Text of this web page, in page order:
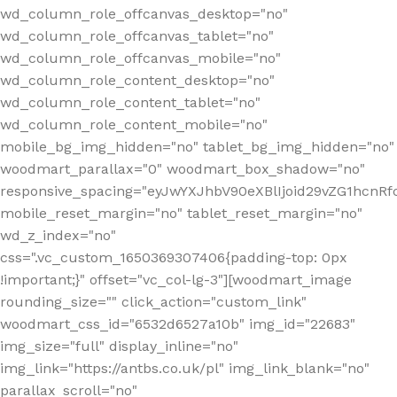
wd_column_role_offcanvas_desktop="no"
wd_column_role_offcanvas_tablet="no"
wd_column_role_offcanvas_mobile="no"
wd_column_role_content_desktop="no"
wd_column_role_content_tablet="no"
wd_column_role_content_mobile="no"
mobile_bg_img_hidden="no" tablet_bg_img_hidden="no"
woodmart_parallax="0" woodmart_box_shadow="no"
mobile_reset_margin="no" tablet_reset_margin="no"
wd_z_index="no"
css=".vc_custom_1650369307406{padding-top: 0px
!important;}" offset="vc_col-lg-3"][woodmart_image
rounding_size="" click_action="custom_link"
woodmart_css_id="6532d6527a10b" img_id="22683"
img_size="full" display_inline="no"
img_link="https://antbs.co.uk/pl" img_link_blank="no"
parallax_scroll="no"